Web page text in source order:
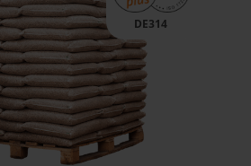
DE314